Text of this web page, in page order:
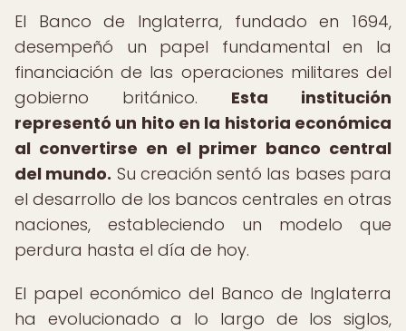
El Banco de Inglaterra, fundado en 1694,
desempeñó un papel fundamental en la
financiación de las operaciones militares del
gobierno británico. Esta institución
representó un hito en la historia económica
al convertirse en el primer banco central
del mundo. Su creación sentó las bases para
el desarrollo de los bancos centrales en otras
naciones, estableciendo un modelo que
perdura hasta el día de hoy.
El papel económico del Banco de Inglaterra
ha evolucionado a lo largo de los siglos,